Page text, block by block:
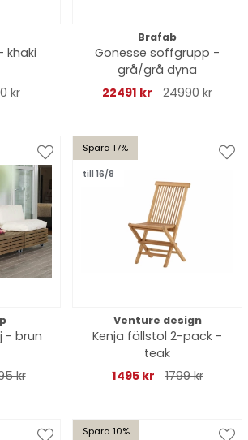
khaki
kr
Brafab
Gonesse soffgrupp -
grå/grå dyna
22491 kr
24990 kr
- brun
kr
Spara 17%
till 16/8
Venture design
Kenja fällstol 2-pack -
teak
1495 kr
1799 kr
Spara 10%